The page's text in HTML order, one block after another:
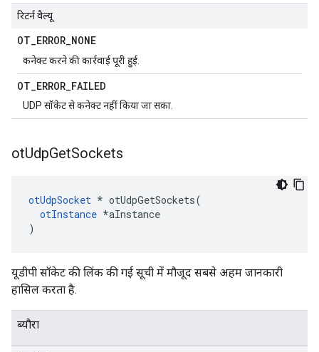
रिटर्न वैल्यू
OT_ERROR_NONE
कनेक्ट करने की कार्रवाई पूरी हुई.
OT_ERROR_FAILED
UDP सॉकेट से कनेक्ट नहीं किया जा सका.
otUdpGetSockets
otUdpSocket * otUdpGetSockets(
otInstance *aInstance
)
यूडीपी सॉकेट की लिंक की गई सूची में मौजूद सबसे अहम जानकारी
हासिल करता है.
ब्यौरा